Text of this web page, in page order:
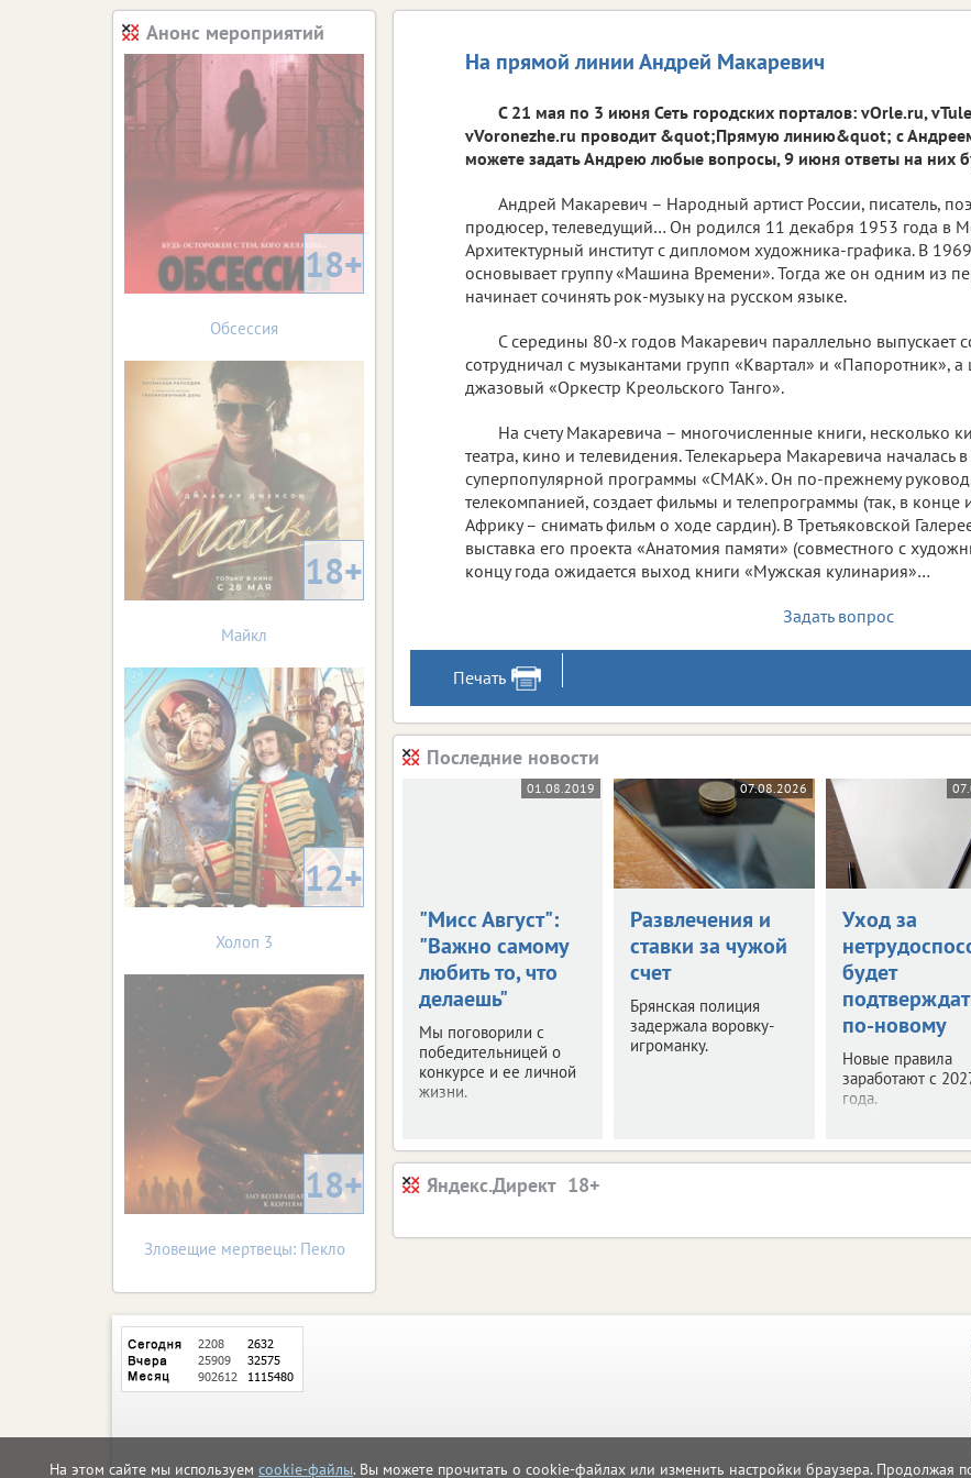
На этом сайте мы используем cookie-файлы. Вы можете прочитать о cookie-файлах или изменить настройки браузера. Продолжая
На прямой линии Андрей Макаревич
С 21 мая по 3 июня Сеть городских порталов: vOrle.ru,
vVoronezhe.ru проводит &quot;Прямую линию&quot; с
можете задать Андрею любые вопросы, 9 июня ответы на них
Андрей Макаревич – Народный артист России, писатель,
продюсер, телеведущий… Он родился 11 декабря 1953 года в
Архитектурный институт с дипломом художника-графика. В
основывает группу «Машина Времени». Тогда же он одним из
начинает сочинять рок-музыку на русском языке.
С середины 80-х годов Макаревич параллельно выпускает
сотрудничал с музыкантами групп «Квартал» и «Папоротник», а
джазовый «Оркестр Креольского Танго».
На счету Макаревича – многочисленные книги, несколько
театра, кино и телевидения. Телекарьера Макаревича началась
суперпопулярной программы «СМАК». Он по-прежнему
телекомпанией, создает фильмы и телепрограммы (так, в
Африку – снимать фильм о ходе сардин). В Третьяковской
выставка его проекта «Анатомия памяти» (совместного с
концу года ожидается выход книги «Мужская кулинария»…
Задать вопрос
Печать
Последние новости
01.08.2019
"Мисс Август":
"Важно самому
любить то, что
делаешь"
Мы поговорили с
победительницей о
конкурсе и ее личной
жизни.
07.08.2026
Развлечения и
ставки за чужой
счет
Брянская полиция
задержала воровку-
игроманку.
Уход за
будет
по-новому
Новые правила
заработают с
года.
Яндекс.Директ
Анонс мероприятий
18+
Обсессия
18+
Майкл
12+
Холоп 3
18+
Зловещие мертвецы: Пекло